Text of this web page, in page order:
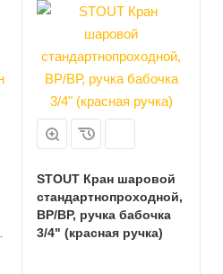
STOUT Кран шаровой
стандартнопроходной,
ВР/ВР, ручка бабочка
3/4" (красная ручка)